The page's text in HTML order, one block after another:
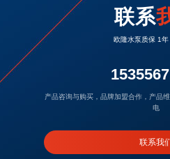
联系
欧隆水泵质保 1
产品咨询与购买，品牌加盟合作，产品
电
联系我